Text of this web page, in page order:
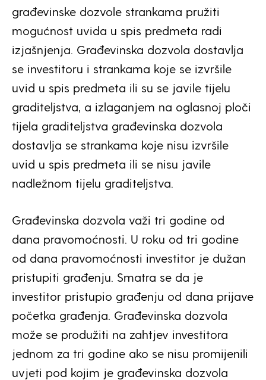
građevinske dozvole strankama pružiti
mogućnost uvida u spis predmeta radi
izjašnjenja. Građevinska dozvola dostavlja
se investitoru i strankama koje se izvršile
uvid u spis predmeta ili su se javile tijelu
graditeljstva, a izlaganjem na oglasnoj ploči
tijela graditeljstva građevinska dozvola
dostavlja se strankama koje nisu izvršile
uvid u spis predmeta ili se nisu javile
nadležnom tijelu graditeljstva.
Građevinska dozvola važi tri godine od
dana pravomoćnosti. U roku od tri godine
od dana pravomoćnosti investitor je dužan
pristupiti građenju. Smatra se da je
investitor pristupio građenju od dana prijave
početka građenja. Građevinska dozvola
može se produžiti na zahtjev investitora
jednom za tri godine ako se nisu promijenili
uvjeti pod kojim je građevinska dozvola